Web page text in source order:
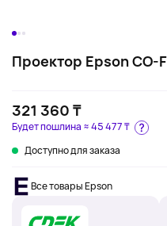
Проектор Epson CO-
321 360 ₸
Доступно для заказа
Будет пошлина ≈45 477 ₸
Все товары Epson